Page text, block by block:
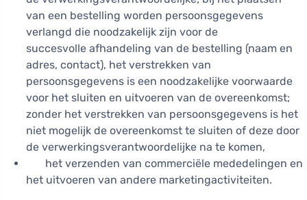
van een bestelling worden persoonsgegevens
verlangd die noodzakelijk zijn voor de
succesvolle afhandeling van de bestelling (naam en
adres, contact), het verstrekken van
persoonsgegevens is een noodzakelijke voorwaarde
voor het sluiten en uitvoeren van de overeenkomst;
zonder het verstrekken van persoonsgegevens is het
niet mogelijk de overeenkomst te sluiten of deze door
de verwerkingsverantwoordelijke na te komen,
het verzenden van commerciële mededelingen en
het uitvoeren van andere marketingactiviteiten.